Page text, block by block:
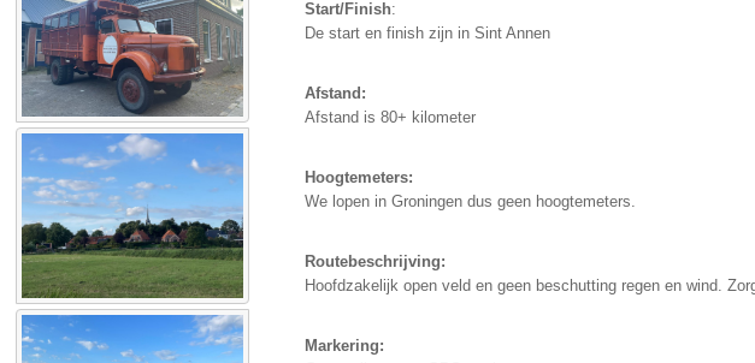
Start/Finish:
De start en finish zijn in Sint Annen
Afstand:
Afstand is 80+ kilometer
Hoogtemeters:
We lopen in Groningen dus geen hoogtemeters.
Routebeschrijving:
Hoofdzakelijk open veld en geen beschutting regen en wind.
Markering: